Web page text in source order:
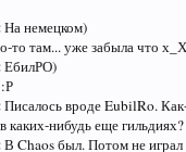
На немецком)
то там... уже забыла что х_Х
ЕбилРО)
Писалось вроде EubilRo.
нибудь еще гильдиях?
В Chaos был. Потом не играл